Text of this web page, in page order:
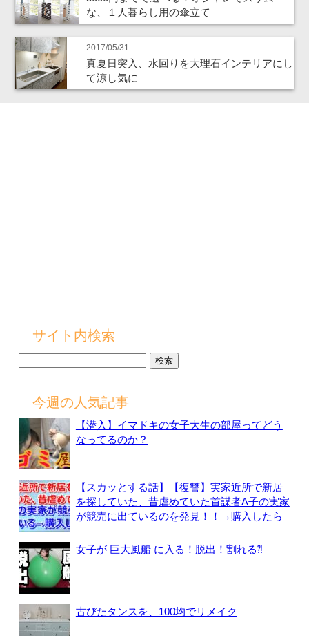
な、１人暮らし用の傘立て
2017/05/31
真夏日突入、水回りを大理石インテリアにし
て涼し気に
サイト内検索
今週の人気記事
【潜入】イマドキの女子大生の部屋ってどう
なってるのか？
【スカッとする話】【復讐】実家近所で新居
を探していた、昔虐めていた首謀者A子の実家
が競売に出ているのを発見！！→購入したら
女子が 巨大風船 に入る！脱出！割れる⁈
古びたタンスを、100均でリメイク